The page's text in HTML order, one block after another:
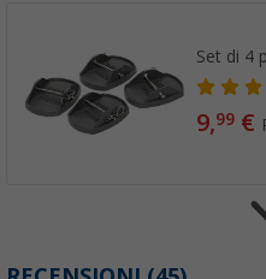
Set di 4
9,99 €